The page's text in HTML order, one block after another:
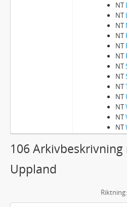
NT
NT
NT
NT
NT
NT
NT
NT
NT
NT
NT
NT
NT
106
Uppland
Riktning: